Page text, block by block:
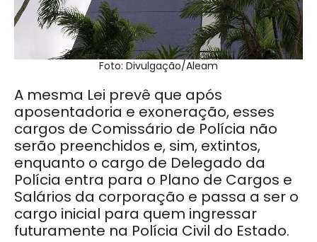
Foto: Divulgação/Aleam
A mesma Lei prevê que após
aposentadoria e exoneração, esses
cargos de Comissário de Polícia não
serão preenchidos e, sim, extintos,
enquanto o cargo de Delegado da
Polícia entra para o Plano de Cargos e
Salários da corporação e passa a ser o
cargo inicial para quem ingressar
futuramente na Polícia Civil do Estado.